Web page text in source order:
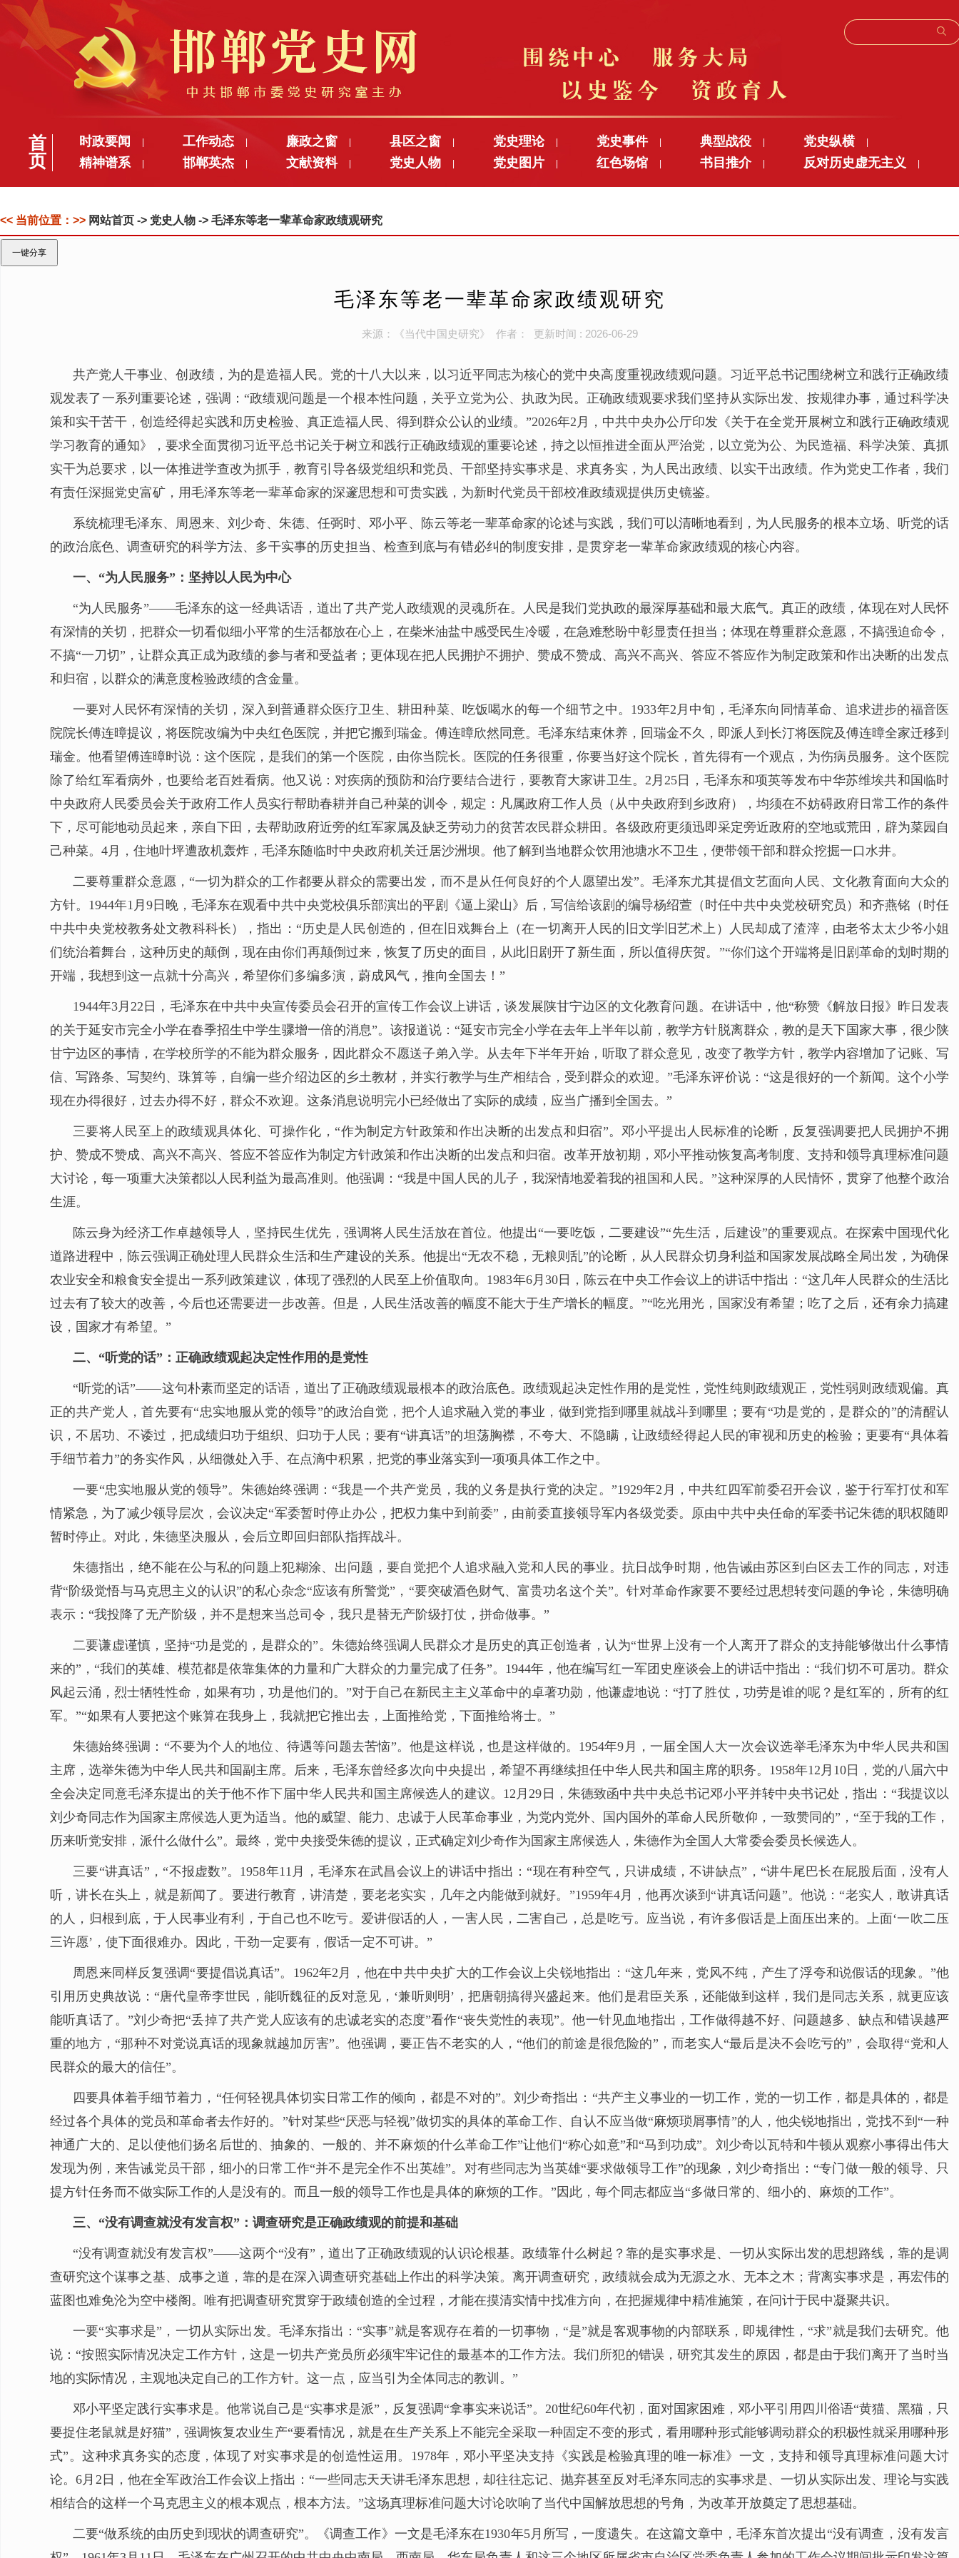
首
页
时政要闻 工作动态 廉政之窗 县区之窗 党史理论 党史事件 典型战役 党史纵横
精神谱系 邯郸英杰 文献资料 党史人物 党史图片 红色场馆 书目推介 反对历史虚无主义
<< 当前位置：>> 网站首页 -> 党史人物 -> 毛泽东等老一辈革命家政绩观研究
一键分享
毛泽东等老一辈革命家政绩观研究
来源：《当代中国史研究》 作者： 更新时间 : 2026-06-29
共产党人干事业、创政绩，为的是造福人民。党的十八大以来，以习近平同志为核心的党中央高度重视政绩观问题。习近平总书记围绕树立和践行正确政绩
观发表了一系列重要论述，强调：“政绩观问题是一个根本性问题，关乎立党为公、执政为民。正确政绩观要求我们坚持从实际出发、按规律办事，通过科学决
策和实干苦干，创造经得起实践和历史检验、真正造福人民、得到群众公认的业绩。”2026年2月，中共中央办公厅印发《关于在全党开展树立和践行正确政绩观
学习教育的通知》，要求全面贯彻习近平总书记关于树立和践行正确政绩观的重要论述，持之以恒推进全面从严治党，以立党为公、为民造福、科学决策、真抓
实干为总要求，以一体推进学查改为抓手，教育引导各级党组织和党员、干部坚持实事求是、求真务实，为人民出政绩、以实干出政绩。作为党史工作者，我们
有责任深掘党史富矿，用毛泽东等老一辈革命家的深邃思想和可贵实践，为新时代党员干部校准政绩观提供历史镜鉴。
系统梳理毛泽东、周恩来、刘少奇、朱德、任弼时、邓小平、陈云等老一辈革命家的论述与实践，我们可以清晰地看到，为人民服务的根本立场、听党的话
的政治底色、调查研究的科学方法、多干实事的历史担当、检查到底与有错必纠的制度安排，是贯穿老一辈革命家政绩观的核心内容。
一、“为人民服务”：坚持以人民为中心
“为人民服务”——毛泽东的这一经典话语，道出了共产党人政绩观的灵魂所在。人民是我们党执政的最深厚基础和最大底气。真正的政绩，体现在对人民怀
有深情的关切，把群众一切看似细小平常的生活都放在心上，在柴米油盐中感受民生冷暖，在急难愁盼中彰显责任担当；体现在尊重群众意愿，不搞强迫命令，
不搞“一刀切”，让群众真正成为政绩的参与者和受益者；更体现在把人民拥护不拥护、赞成不赞成、高兴不高兴、答应不答应作为制定政策和作出决断的出发点
和归宿，以群众的满意度检验政绩的含金量。
一要对人民怀有深情的关切，深入到普通群众医疗卫生、耕田种菜、吃饭喝水的每一个细节之中。1933年2月中旬，毛泽东向同情革命、追求进步的福音医
院院长傅连暲提议，将医院改编为中央红色医院，并把它搬到瑞金。傅连暲欣然同意。毛泽东结束休养，回瑞金不久，即派人到长汀将医院及傅连暲全家迁移到
瑞金。他看望傅连暲时说：这个医院，是我们的第一个医院，由你当院长。医院的任务很重，你要当好这个院长，首先得有一个观点，为伤病员服务。这个医院
除了给红军看病外，也要给老百姓看病。他又说：对疾病的预防和治疗要结合进行，要教育大家讲卫生。2月25日，毛泽东和项英等发布中华苏维埃共和国临时
中央政府人民委员会关于政府工作人员实行帮助春耕并自己种菜的训令，规定：凡属政府工作人员（从中央政府到乡政府），均须在不妨碍政府日常工作的条件
下，尽可能地动员起来，亲自下田，去帮助政府近旁的红军家属及缺乏劳动力的贫苦农民群众耕田。各级政府更须迅即采定旁近政府的空地或荒田，辟为菜园自
己种菜。4月，住地叶坪遭敌机轰炸，毛泽东随临时中央政府机关迁居沙洲坝。他了解到当地群众饮用池塘水不卫生，便带领干部和群众挖掘一口水井。
二要尊重群众意愿，“一切为群众的工作都要从群众的需要出发，而不是从任何良好的个人愿望出发”。毛泽东尤其提倡文艺面向人民、文化教育面向大众的
方针。1944年1月9日晚，毛泽东在观看中共中央党校俱乐部演出的平剧《逼上梁山》后，写信给该剧的编导杨绍萱（时任中共中央党校研究员）和齐燕铭（时任
中共中央党校教务处文教科科长），指出：“历史是人民创造的，但在旧戏舞台上（在一切离开人民的旧文学旧艺术上）人民却成了渣滓，由老爷太太少爷小姐
们统治着舞台，这种历史的颠倒，现在由你们再颠倒过来，恢复了历史的面目，从此旧剧开了新生面，所以值得庆贺。”“你们这个开端将是旧剧革命的划时期的
开端，我想到这一点就十分高兴，希望你们多编多演，蔚成风气，推向全国去！”
1944年3月22日，毛泽东在中共中央宣传委员会召开的宣传工作会议上讲话，谈发展陕甘宁边区的文化教育问题。在讲话中，他“称赞《解放日报》昨日发表
的关于延安市完全小学在春季招生中学生骤增一倍的消息”。该报道说：“延安市完全小学在去年上半年以前，教学方针脱离群众，教的是天下国家大事，很少陕
甘宁边区的事情，在学校所学的不能为群众服务，因此群众不愿送子弟入学。从去年下半年开始，听取了群众意见，改变了教学方针，教学内容增加了记账、写
信、写路条、写契约、珠算等，自编一些介绍边区的乡土教材，并实行教学与生产相结合，受到群众的欢迎。”毛泽东评价说：“这是很好的一个新闻。这个小学
现在办得很好，过去办得不好，群众不欢迎。这条消息说明完小已经做出了实际的成绩，应当广播到全国去。”
三要将人民至上的政绩观具体化、可操作化，“作为制定方针政策和作出决断的出发点和归宿”。邓小平提出人民标准的论断，反复强调要把人民拥护不拥
护、赞成不赞成、高兴不高兴、答应不答应作为制定方针政策和作出决断的出发点和归宿。改革开放初期，邓小平推动恢复高考制度、支持和领导真理标准问题
大讨论，每一项重大决策都以人民利益为最高准则。他强调：“我是中国人民的儿子，我深情地爱着我的祖国和人民。”这种深厚的人民情怀，贯穿了他整个政治
生涯。
陈云身为经济工作卓越领导人，坚持民生优先，强调将人民生活放在首位。他提出“一要吃饭，二要建设”“先生活，后建设”的重要观点。在探索中国现代化
道路进程中，陈云强调正确处理人民群众生活和生产建设的关系。他提出“无农不稳，无粮则乱”的论断，从人民群众切身利益和国家发展战略全局出发，为确保
农业安全和粮食安全提出一系列政策建议，体现了强烈的人民至上价值取向。1983年6月30日，陈云在中央工作会议上的讲话中指出：“这几年人民群众的生活比
过去有了较大的改善，今后也还需要进一步改善。但是，人民生活改善的幅度不能大于生产增长的幅度。”“吃光用光，国家没有希望；吃了之后，还有余力搞建
设，国家才有希望。”
二、“听党的话”：正确政绩观起决定性作用的是党性
“听党的话”——这句朴素而坚定的话语，道出了正确政绩观最根本的政治底色。政绩观起决定性作用的是党性，党性纯则政绩观正，党性弱则政绩观偏。真
正的共产党人，首先要有“忠实地服从党的领导”的政治自觉，把个人追求融入党的事业，做到党指到哪里就战斗到哪里；要有“功是党的，是群众的”的清醒认
识，不居功、不诿过，把成绩归功于组织、归功于人民；要有“讲真话”的坦荡胸襟，不夸大、不隐瞒，让政绩经得起人民的审视和历史的检验；更要有“具体着
手细节着力”的务实作风，从细微处入手、在点滴中积累，把党的事业落实到一项项具体工作之中。
一要“忠实地服从党的领导”。朱德始终强调：“我是一个共产党员，我的义务是执行党的决定。”1929年2月，中共红四军前委召开会议，鉴于行军打仗和军
情紧急，为了减少领导层次，会议决定“军委暂时停止办公，把权力集中到前委”，由前委直接领导军内各级党委。原由中共中央任命的军委书记朱德的职权随即
暂时停止。对此，朱德坚决服从，会后立即回归部队指挥战斗。
朱德指出，绝不能在公与私的问题上犯糊涂、出问题，要自觉把个人追求融入党和人民的事业。抗日战争时期，他告诫由苏区到白区去工作的同志，对违
背“阶级觉悟与马克思主义的认识”的私心杂念“应该有所警觉”，“要突破酒色财气、富贵功名这个关”。针对革命作家要不要经过思想转变问题的争论，朱德明确
表示：“我投降了无产阶级，并不是想来当总司令，我只是替无产阶级打仗，拼命做事。”
二要谦虚谨慎，坚持“功是党的，是群众的”。朱德始终强调人民群众才是历史的真正创造者，认为“世界上没有一个人离开了群众的支持能够做出什么事情
来的”，“我们的英雄、模范都是依靠集体的力量和广大群众的力量完成了任务”。1944年，他在编写红一军团史座谈会上的讲话中指出：“我们切不可居功。群众
风起云涌，烈士牺牲性命，如果有功，功是他们的。”对于自己在新民主主义革命中的卓著功勋，他谦虚地说：“打了胜仗，功劳是谁的呢？是红军的，所有的红
军。”“如果有人要把这个账算在我身上，我就把它推出去，上面推给党，下面推给将士。”
朱德始终强调：“不要为个人的地位、待遇等问题去苦恼”。他是这样说，也是这样做的。1954年9月，一届全国人大一次会议选举毛泽东为中华人民共和国
主席，选举朱德为中华人民共和国副主席。后来，毛泽东曾经多次向中央提出，希望不再继续担任中华人民共和国主席的职务。1958年12月10日，党的八届六中
全会决定同意毛泽东提出的关于他不作下届中华人民共和国主席候选人的建议。12月29日，朱德致函中共中央总书记邓小平并转中央书记处，指出：“我提议以
刘少奇同志作为国家主席候选人更为适当。他的威望、能力、忠诚于人民革命事业，为党内党外、国内国外的革命人民所敬仰，一致赞同的”，“至于我的工作，
历来听党安排，派什么做什么”。最终，党中央接受朱德的提议，正式确定刘少奇作为国家主席候选人，朱德作为全国人大常委会委员长候选人。
三要“讲真话”，“不报虚数”。1958年11月，毛泽东在武昌会议上的讲话中指出：“现在有种空气，只讲成绩，不讲缺点”，“讲牛尾巴长在屁股后面，没有人
听，讲长在头上，就是新闻了。要进行教育，讲清楚，要老老实实，几年之内能做到就好。”1959年4月，他再次谈到“讲真话问题”。他说：“老实人，敢讲真话
的人，归根到底，于人民事业有利，于自己也不吃亏。爱讲假话的人，一害人民，二害自己，总是吃亏。应当说，有许多假话是上面压出来的。上面‘一吹二压
三许愿’，使下面很难办。因此，干劲一定要有，假话一定不可讲。”
周恩来同样反复强调“要提倡说真话”。1962年2月，他在中共中央扩大的工作会议上尖锐地指出：“这几年来，党风不纯，产生了浮夸和说假话的现象。”他
引用历史典故说：“唐代皇帝李世民，能听魏征的反对意见，‘兼听则明’，把唐朝搞得兴盛起来。他们是君臣关系，还能做到这样，我们是同志关系，就更应该
能听真话了。”刘少奇把“丢掉了共产党人应该有的忠诚老实的态度”看作“丧失党性的表现”。他一针见血地指出，工作做得越不好、问题越多、缺点和错误越严
重的地方，“那种不对党说真话的现象就越加厉害”。他强调，要正告不老实的人，“他们的前途是很危险的”，而老实人“最后是决不会吃亏的”，会取得“党和人
民群众的最大的信任”。
四要具体着手细节着力，“任何轻视具体切实日常工作的倾向，都是不对的”。刘少奇指出：“共产主义事业的一切工作，党的一切工作，都是具体的，都是
经过各个具体的党员和革命者去作好的。”针对某些“厌恶与轻视”做切实的具体的革命工作、自认不应当做“麻烦琐屑事情”的人，他尖锐地指出，党找不到“一种
神通广大的、足以使他们扬名后世的、抽象的、一般的、并不麻烦的什么革命工作”让他们“称心如意”和“马到功成”。刘少奇以瓦特和牛顿从观察小事得出伟大
发现为例，来告诫党员干部，细小的日常工作“并不是完全作不出英雄”。对有些同志为当英雄“要求做领导工作”的现象，刘少奇指出：“专门做一般的领导、只
提方针任务而不做实际工作的人是没有的。而且一般的领导工作也是具体的麻烦的工作。”因此，每个同志都应当“多做日常的、细小的、麻烦的工作”。
三、“没有调查就没有发言权”：调查研究是正确政绩观的前提和基础
“没有调查就没有发言权”——这两个“没有”，道出了正确政绩观的认识论根基。政绩靠什么树起？靠的是实事求是、一切从实际出发的思想路线，靠的是调
查研究这个谋事之基、成事之道，靠的是在深入调查研究基础上作出的科学决策。离开调查研究，政绩就会成为无源之水、无本之木；背离实事求是，再宏伟的
蓝图也难免沦为空中楼阁。唯有把调查研究贯穿于政绩创造的全过程，才能在摸清实情中找准方向，在把握规律中精准施策，在问计于民中凝聚共识。
一要“实事求是”，一切从实际出发。毛泽东指出：“实事”就是客观存在着的一切事物，“是”就是客观事物的内部联系，即规律性，“求”就是我们去研究。他
说：“按照实际情况决定工作方针，这是一切共产党员所必须牢牢记住的最基本的工作方法。我们所犯的错误，研究其发生的原因，都是由于我们离开了当时当
地的实际情况，主观地决定自己的工作方针。这一点，应当引为全体同志的教训。”
邓小平坚定践行实事求是。他常说自己是“实事求是派”，反复强调“拿事实来说话”。20世纪60年代初，面对国家困难，邓小平引用四川俗语“黄猫、黑猫，只
要捉住老鼠就是好猫”，强调恢复农业生产“要看情况，就是在生产关系上不能完全采取一种固定不变的形式，看用哪种形式能够调动群众的积极性就采用哪种形
式”。这种求真务实的态度，体现了对实事求是的创造性运用。1978年，邓小平坚决支持《实践是检验真理的唯一标准》一文，支持和领导真理标准问题大讨
论。6月2日，他在全军政治工作会议上指出：“一些同志天天讲毛泽东思想，却往往忘记、抛弃甚至反对毛泽东同志的实事求是、一切从实际出发、理论与实践
相结合的这样一个马克思主义的根本观点，根本方法。”这场真理标准问题大讨论吹响了当代中国解放思想的号角，为改革开放奠定了思想基础。
二要“做系统的由历史到现状的调查研究”。《调查工作》一文是毛泽东在1930年5月所写，一度遗失。在这篇文章中，毛泽东首次提出“没有调查，没有发言